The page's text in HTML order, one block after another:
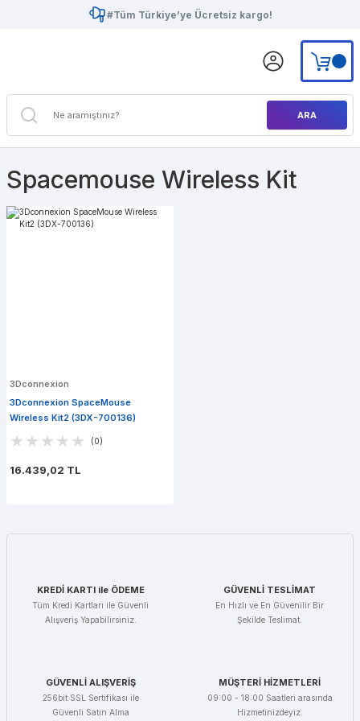
#Tüm Türkiye’ye Ücretsiz kargo!
ARA
Spacemouse Wireless Kit
3Dconnexion
3Dconnexion SpaceMouse
Wireless Kit2 (3DX-700136)
(0)
16.439,02 TL
KREDİ KARTI ile ÖDEME
Tüm Kredi Kartları ile Güvenli
Alışveriş Yapabilirsiniz.
GÜVENLİ TESLİMAT
En Hızlı ve En Güvenilir Bir
Şekilde Teslimat.
GÜVENLİ ALIŞVERİŞ
256bit SSL Sertifikası ile
Güvenli Satın Alma
MÜŞTERİ HİZMETLERİ
09:00 - 18:00 Saatleri arasında
Hizmetinizdeyiz.